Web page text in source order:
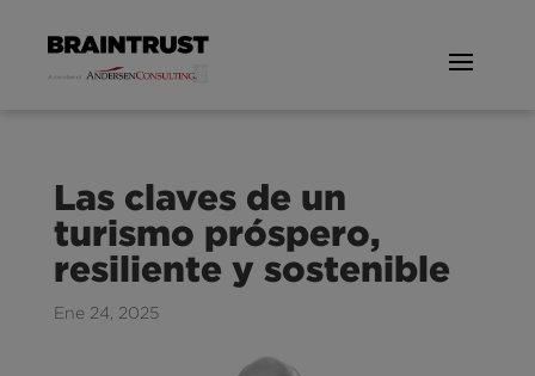
Las claves de un
turismo próspero,
resiliente y sostenible
Ene 24, 2025